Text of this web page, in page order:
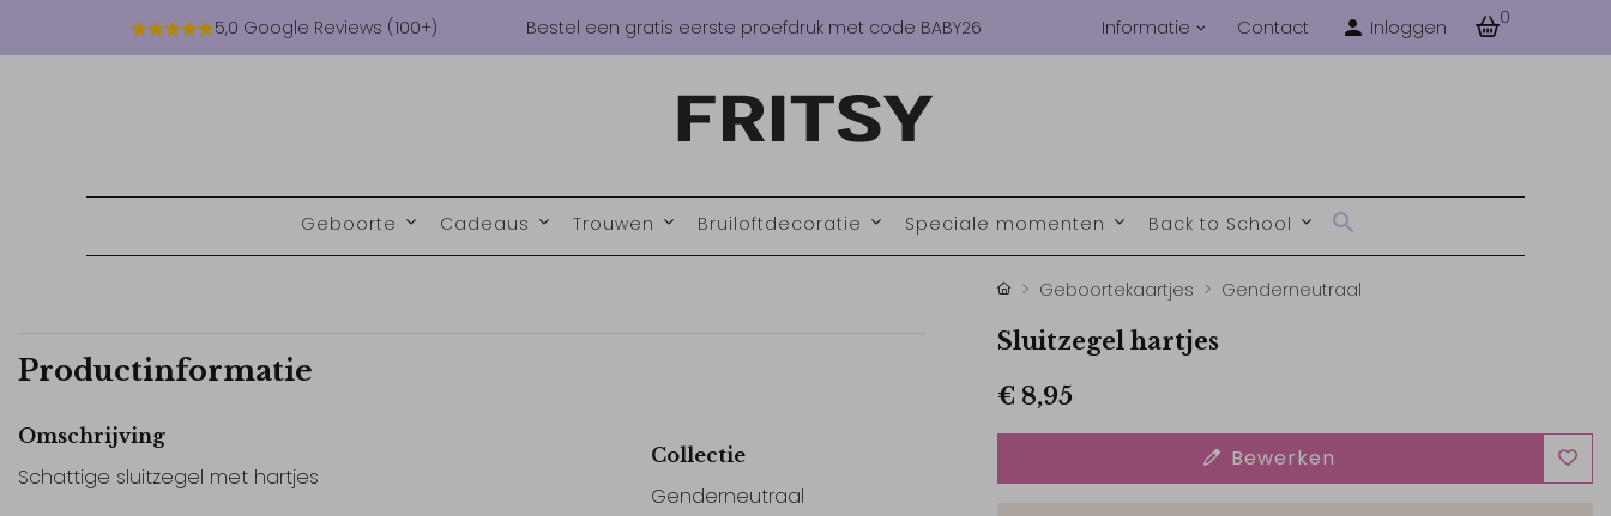
5,0 Google Reviews (100+) Bestel een gratis eerste proefdruk met code BABY26 Informatie Contact Inloggen 0
Geboorte Cadeaus Trouwen Bruiloftdecoratie Speciale momenten Back to School
Productinformatie
Omschrijving
Schattige sluitzegel met hartjes
Collectie
Genderneutraal
Geboortekaartjes Genderneutraal
Sluitzegel hartjes
€ 8,95
Bewerken